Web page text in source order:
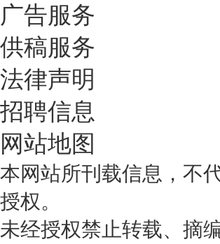
广告服务
供稿服务
法律声明
招聘信息
网站地图
本网站所刊载信息，不
授权。
未经授权禁止转载、摘